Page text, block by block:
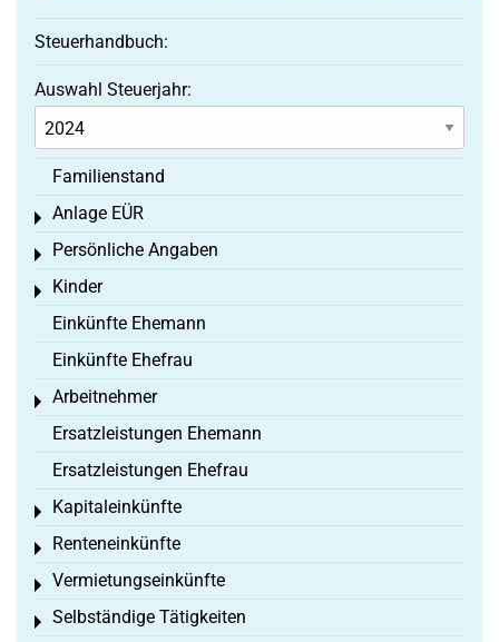
Steuerhandbuch:
Auswahl Steuerjahr:
Familienstand
Anlage EÜR
Toggle menu
Persönliche Angaben
Toggle menu
Kinder
Toggle menu
Einkünfte Ehemann
Einkünfte Ehefrau
Arbeitnehmer
Toggle menu
Ersatzleistungen Ehemann
Ersatzleistungen Ehefrau
Kapitaleinkünfte
Toggle menu
Renteneinkünfte
Toggle menu
Vermietungseinkünfte
Toggle menu
Selbständige Tätigkeiten
Toggle menu